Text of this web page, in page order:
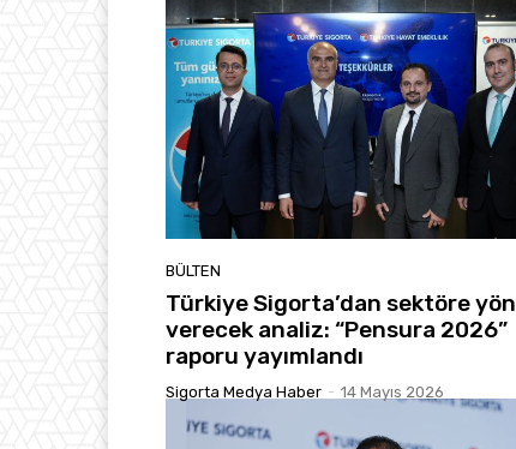
BÜLTEN
Türkiye Sigorta’dan sektöre yön
verecek analiz: “Pensura 2026”
raporu yayımlandı
Sigorta Medya Haber - 14 Mayıs 2026